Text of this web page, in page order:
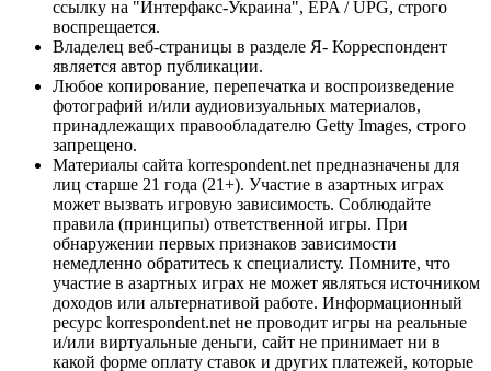
ссылку на "Интерфакс-Украина", EPA / UPG, строго
воспрещается.
Владелец веб-страницы в разделе Я- Корреспондент
является автор публикации.
Любое копирование, перепечатка и воспроизведение
фотографий и/или аудиовизуальных материалов,
принадлежащих правообладателю Getty Images, строго
запрещено.
Материалы сайта korrespondent.net предназначены для
лиц старше 21 года (21+). Участие в азартных играх
может вызвать игровую зависимость. Соблюдайте
правила (принципы) ответственной игры. При
обнаружении первых признаков зависимости
немедленно обратитесь к специалисту. Помните, что
участие в азартных играх не может являться источником
доходов или альтернативой работе. Информационный
ресурс korrespondent.net не проводит игры на реальные
и/или виртуальные деньги, сайт не принимает ни в
какой форме оплату ставок и других платежей, которые